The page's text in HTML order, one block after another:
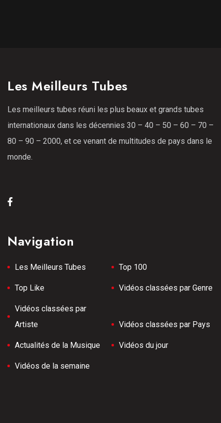
Les Meilleurs Tubes
Les meilleurs tubes réuni les plus beaux et grands tubes
internationaux dans les décennies 30 – 40 – 50 – 60 – 70 –
80 – 90 – 2000, et ce venant de multitudes de pays dans le
monde.
Navigation
Les Meilleurs Tubes Top 100
Top Like Vidéos classées par Genre
Vidéos classées par
Artiste
Vidéos classées par Pays
Actualités de la Musique Vidéos du jour
Vidéos de la semaine